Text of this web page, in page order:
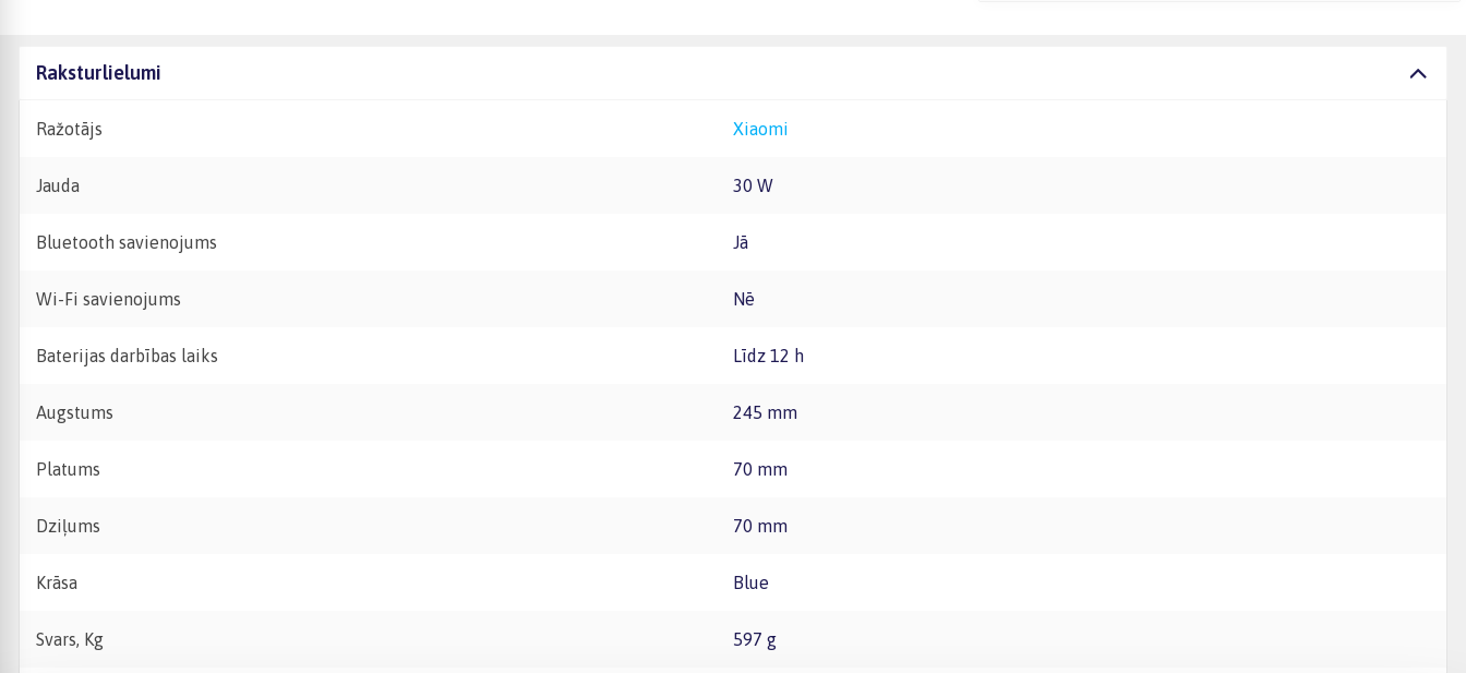
Raksturlielumi
Ražotājs Xiaomi
Jauda 30 W
Bluetooth savienojums Jā
Wi-Fi savienojums Nē
Baterijas darbības laiks Līdz 12 h
Augstums 245 mm
Platums 70 mm
Dziļums 70 mm
Krāsa Blue
Svars, Kg 597 g